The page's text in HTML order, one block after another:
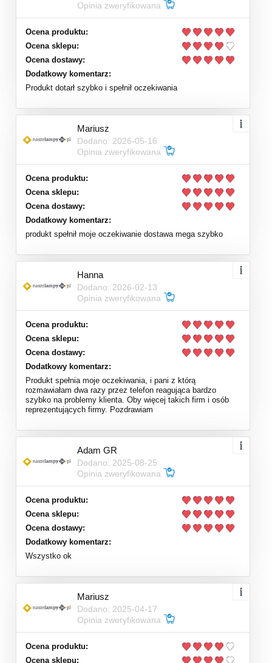
Opinia zweryfikowana
Ocena produktu:
Ocena sklepu:
Ocena dostawy:
Dodatkowy komentarz:
Produkt dotarł szybko i spełnił oczekiwania
Mariusz
Dodano: 2026-05-16
Opinia zweryfikowana
Ocena produktu:
Ocena sklepu:
Ocena dostawy:
Dodatkowy komentarz:
produkt spełnił moje oczekiwanie dostawa mega szybko
Hanna
Dodano: 2026-02-13
Opinia zweryfikowana
Ocena produktu:
Ocena sklepu:
Ocena dostawy:
Dodatkowy komentarz:
Produkt spełnia moje oczekiwania, i pani z którą
rozmawiałam dwa razy przez telefon reagująca bardzo
szybko na problemy klienta. Oby więcej takich firm i osób
reprezentujących firmy. Pozdrawiam
Adam GR
Dodano: 2025-08-25
Opinia zweryfikowana
Ocena produktu:
Ocena sklepu:
Ocena dostawy:
Dodatkowy komentarz:
Wszystko ok
Mariusz
Dodano: 2025-04-17
Opinia zweryfikowana
Ocena produktu:
Ocena sklepu: